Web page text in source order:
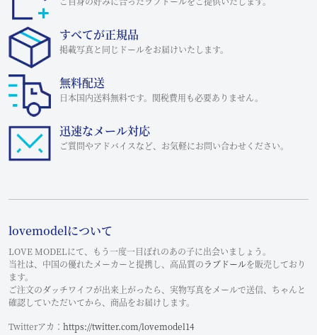
すべてが正規品
掲載写真と同じドールをお届けいたします。
無料配送
日本国内送料無料です。関税費用も必要ありません。
迅速なメール対応
ご質問やアドバイスなど、お気軽にお問い合わせください。
lovemodelについて
LOVE MODELにて、もう一度一目ぼれのあの子に出会いましょう。
当社は、中国の優れたメーカーと提携し、高品質のラブドールを販売しており
ます。
ご注文のダッチワイフが出来上がったら、実物写真をメールで送信、ちゃんと
確認していただいてから、商品をお届けします。
Twitterアカ： https://twitter.com/lovemodel14